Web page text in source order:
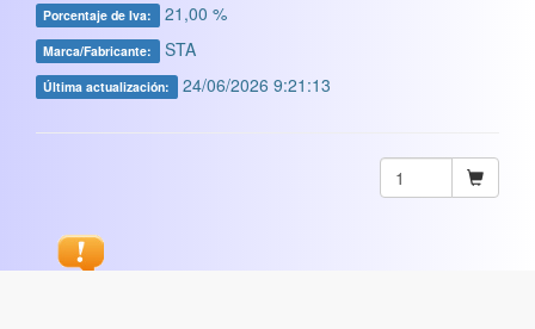
Porcentaje de Iva: 21,00 %
Marca/Fabricante: STA
Última actualización: 24/06/2026 9:21:13